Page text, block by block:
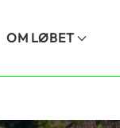
OM LØBET